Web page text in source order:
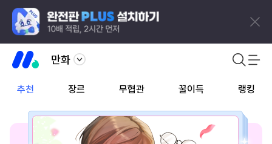
만화
추천 장르 무협관 꿀이득 랭킹